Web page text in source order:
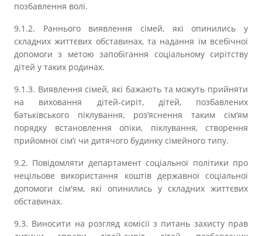
позбавлення волі.
9.1.2. Раннього виявлення сімей, які опинились у
складних життєвих обставинах, та надання їм всебічної
допомоги з метою запобігання соціальному сирітству
дітей у таких родинах.
9.1.3. Виявлення сімей, які бажають та можуть прийняти
на виховання дітей-сиріт, дітей, позбавлених
батьківського піклування, роз’яснення таким сім’ям
порядку встановлення опіки, піклування, створення
прийомної сім’ї чи дитячого будинку сімейного типу.
9.2. Повідомляти департамент соціальної політики про
нецільове використання коштів державної соціальної
допомоги сім'ям, які опинились у складних життєвих
обставинах.
9.3. Виносити на розгляд комісії з питань захисту прав